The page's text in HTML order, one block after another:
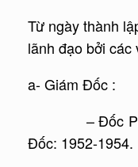
Từ ngày thành
lãnh đạo bởi các
a- Giám Đốc :
– Đốc Phủ
Đốc: 1952-1954.